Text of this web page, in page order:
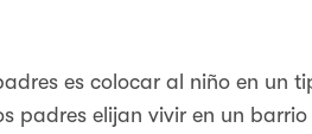
es colocar al niño en un
padres elijan vivir en un